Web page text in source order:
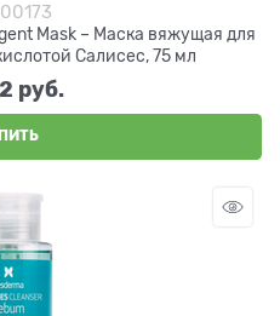
Mask – Маска вяжущая для
Салисес, 75 мл
руб.